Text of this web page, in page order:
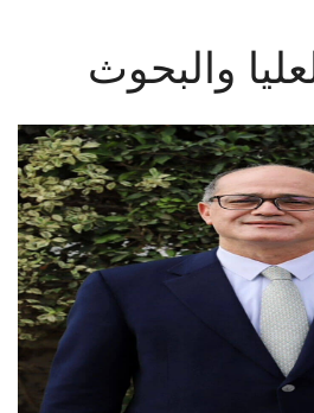
المراكز والوحدات
الأنظمة الذكية
الإعلام
تواصل معنا
الطلاب
هيئة التدريس
والبحوث